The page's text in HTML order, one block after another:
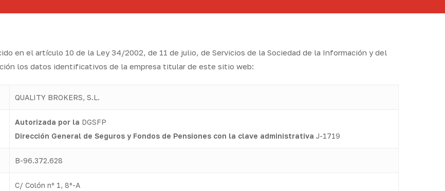
en el artículo 10 de la Ley 34/2002, de 11 de julio, de Servicios de la Sociedad de la Información y del
los datos identificativos de la empresa titular de este sitio web:
QUALITY BROKERS, S.L.
Autorizada por la DGSFP
Dirección General de Seguros y Fondos de Pensiones con la clave administrativa J-1719
B-96.372.628
C/ Colón nº 1, 8º-A